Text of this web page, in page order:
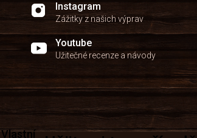
Instagram
Zážitky z našich výprav
Youtube
Užitečné recenze a návody
Vlastní